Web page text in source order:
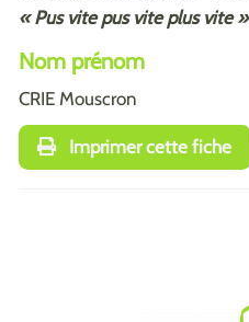
« Pus vite pus vite plus vite »
Nom prénom
CRIE Mouscron
Imprimer cette fiche